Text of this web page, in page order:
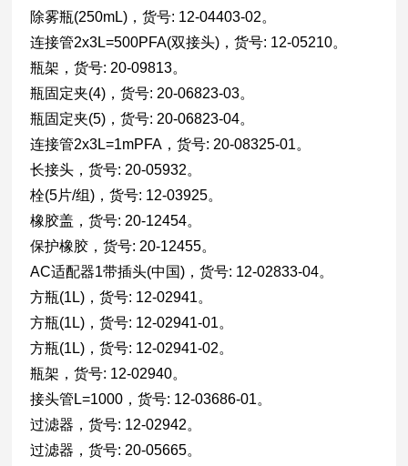
除雾瓶(250mL)，货号: 12-04403-02。
连接管2x3L=500PFA(双接头)，货号: 12-05210。
瓶架，货号: 20-09813。
瓶固定夹(4)，货号: 20-06823-03。
瓶固定夹(5)，货号: 20-06823-04。
连接管2x3L=1mPFA，货号: 20-08325-01。
长接头，货号: 20-05932。
栓(5片/组)，货号: 12-03925。
橡胶盖，货号: 20-12454。
保护橡胶，货号: 20-12455。
AC适配器1带插头(中国)，货号: 12-02833-04。
方瓶(1L)，货号: 12-02941。
方瓶(1L)，货号: 12-02941-01。
方瓶(1L)，货号: 12-02941-02。
瓶架，货号: 12-02940。
接头管L=1000，货号: 12-03686-01。
过滤器，货号: 12-02942。
过滤器，货号: 20-05665。